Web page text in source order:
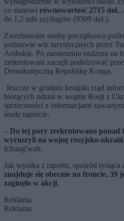
co stanowi równowartość 2715 dol.,
do 1,2 mln szylingów (9309 dol.).
Zwerbowane osoby początkowo
podstawie wiz turystycznych przez
Arabskie. Po zaostrzeniu nadzoru na
zrekrutowani zaczęli podróżować
Demokratyczną Republikę Konga.
Jeszcze w grudniu kenijski rząd
biorących udział w wojnie Rosji z
sprzeczności z informacjami
środę raporcie.
– Do tej pory zrekrutowano ponad
wyruszyli na wojnę rosyjsko-
Ichung'wah.
Jak wynika z raportu, spośród tysiąca
znajduje się obecnie na froncie, 39
zaginęło w akcji.
Reklama
Reklama